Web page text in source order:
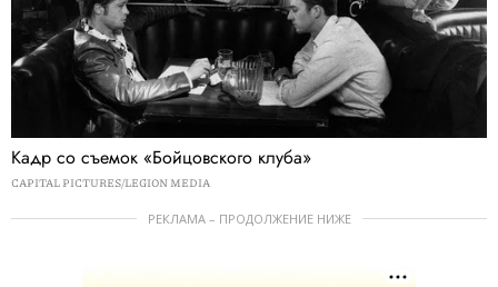
Кадр со съемок «Бойцовского клуба»
CAPITAL PICTURES/LEGION MEDIA
РЕКЛАМА – ПРОДОЛЖЕНИЕ НИЖЕ